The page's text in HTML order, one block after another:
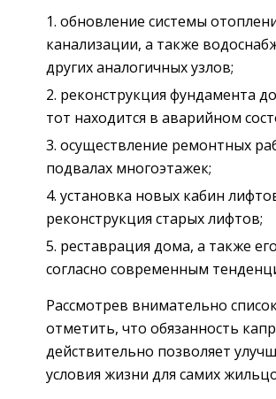
обновление системы
канализации, а также
других аналогичных узлов;
реконструкция фундамента
тот находится в аварийном
осуществление ремонтных
подвалах многоэтажек;
установка новых кабин
реконструкция старых лифтов;
реставрация дома, а также
согласно современным
Рассмотрев внимательно
отметить, что обязанность
действительно позволяет
условия жизни для самих